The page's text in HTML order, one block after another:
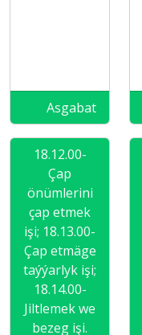
Asgabat
18.12.00-
Çap
önümlerini
çap etmek
işi; 18.13.00-
Çap etmäge
taýýarlyk işi;
18.14.00-
Jiltlemek we
bezeg işi.